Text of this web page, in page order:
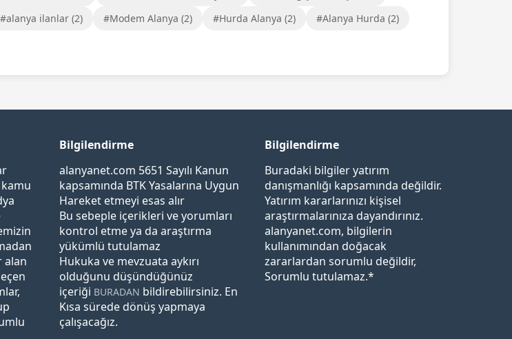
#alanya ilanlar (2) #Modem Alanya (2) #Hurda Alanya (2)
#Alanya Hurda (2)
alan
Bilgilendirme
alanyanet.com 5651 Sayılı Kanun
kapsamında BTK Yasalarına Uygun
Hareket etmeyi esas alır
Bu sebeple içerikleri ve yorumları
kontrol etme ya da araştırma
yükümlü tutulamaz
Hukuka ve mevzuata aykırı
olduğunu düşündüğünüz
içeriği BURADAN bildirebilirsiniz. En
Kısa sürede dönüş yapmaya
çalışacağız.
Bilgilendirme
Buradaki bilgiler yatırım
danışmanlığı kapsamında değildir.
Yatırım kararlarınızı kişisel
araştırmalarınıza dayandırınız.
alanyanet.com, bilgilerin
kullanımından doğacak
zararlardan sorumlu değildir,
Sorumlu tutulamaz.*